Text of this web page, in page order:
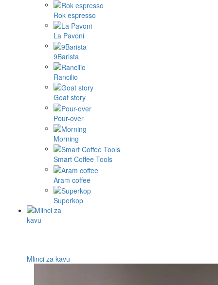
Rok espresso
La Pavoni
9Barista
Rancilio
Goat story
Pour-over
Morning
Smart Coffee Tools
Aram coffee
Superkop
Mlinci za kavu